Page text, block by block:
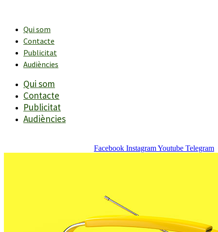
contingutQui som
Contacte
Publicitat
Audiències
Qui som
Contacte
Publicitat
Audiències
Facebook InstagramYoutube Telegram